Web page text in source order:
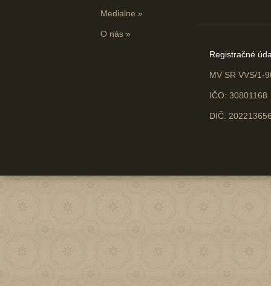
Medialne »
O nás »
Registračné
MV SR VVS/1-
IČO: 30801168
DIČ: